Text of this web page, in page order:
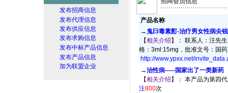
发布招商信息
发布代理信息
发布供应信息
发布求购信息
发布中标产品信息
发布产品信息
加为联盟企业
产品名称
→ 鬼臼毒素酊-治疗男女性病尖
【相关介绍 】： 联系人：汪先
格：3ml:15mg，批准文号：国
http://www.ypxx.net/
→治性病-----国家出了一类新药
【相关介绍 】： 本产品为第四
注800次